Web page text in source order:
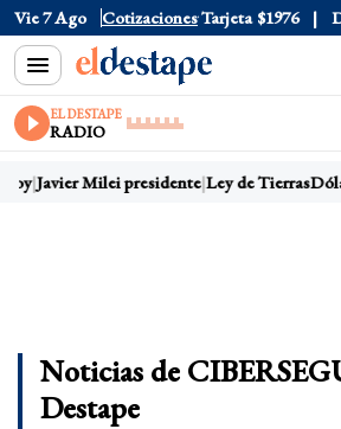
Vie 7 Ago Cotizaciones
$1520 Dólar Tarjeta $1976 Dólar
EL DESTAPE
RADIO
Javier Milei presidente Ley de Tierras
Noticias de
Destape